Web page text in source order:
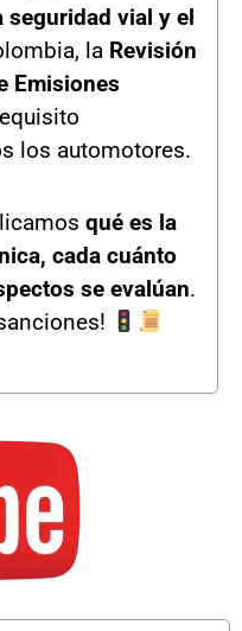
seguridad vial y el
la Revisión
Emisiones
los automotores.
qué es la
cada cuánto
se evalúan.